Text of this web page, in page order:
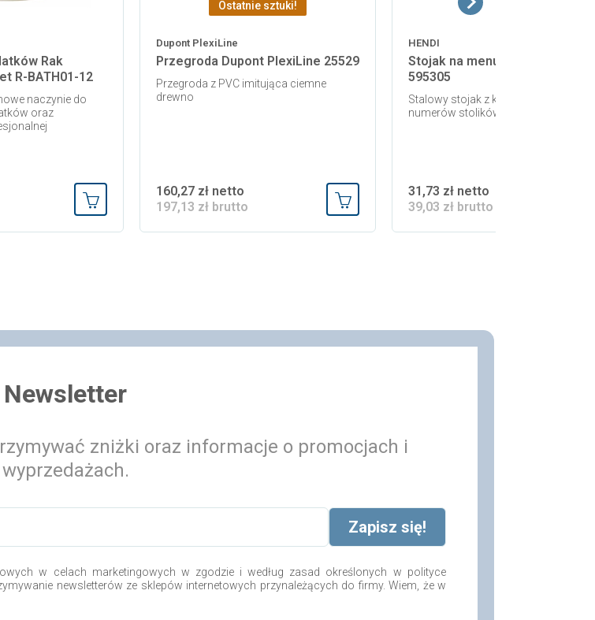
Rak
R-BATH01-12
naczynie do
oraz
Ostatnie sztuki!
Dupont PlexiLine
Przegroda Dupont PlexiLine 25529
Przegroda z PVC imitująca ciemne
drewno
160,27 zł netto
197,13 zł brutto
HENDI
Stojak na menu z klipsem
595305
Stalowy stojak z klipsem do kart
numerów stolików i informacji
31,73 zł netto
39,03 zł brutto
Newsletter
zniżki oraz informacje o promocjach i
wyprzedażach.
w celach marketingowych w zgodzie i według zasad określonych w polityce
newsletterów ze sklepów internetowych przynależących do firmy. Wiem, że w